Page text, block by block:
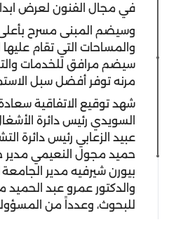
في مجال الفنون لعرض
وسيضم المبنى مسرح بأعلى
والمساحات التي تقام
سيضم مرافق للخدمات
مرنه توفر أفضل سبل
شهد توقيع الاتفاقية
السويدي رئيس دائرة
عبيد الزعابي رئيس دائرة
حميد مجول النعيمي مدير
بيورن شيرفيه مدير الجامعة
والدكتور عمرو عبد الحميد
للبحوث، وعدداً من